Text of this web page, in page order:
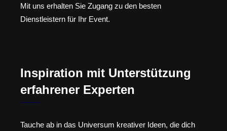
Mit uns erhalten Sie Zugang zu den besten
Dienstleistern für Ihr Event.
Inspiration mit Unterstützung
erfahrener Experten
Tauche ab in das Universum kreativer Ideen, die dich